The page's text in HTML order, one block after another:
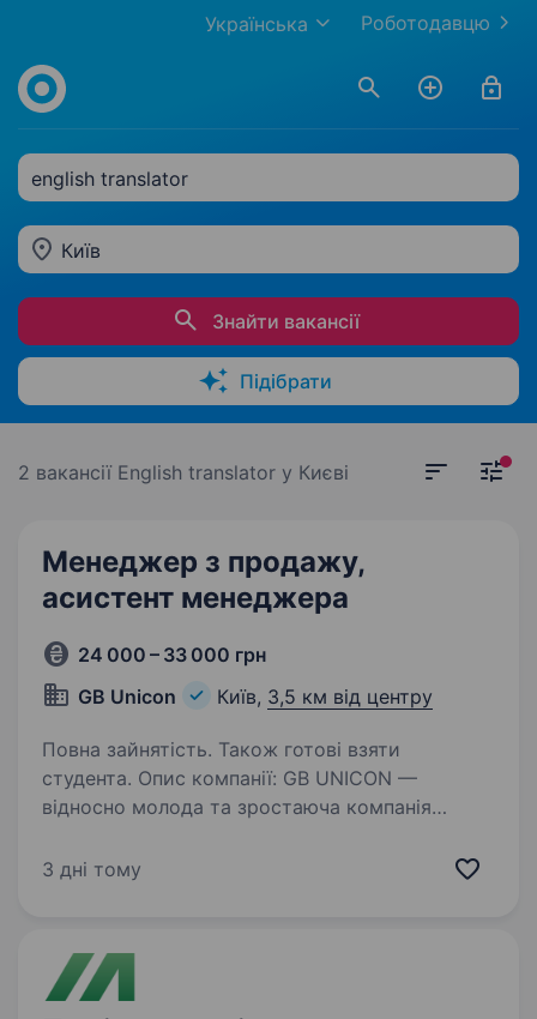
Роботодавцю
Українська
english translator
Київ
Знайти вакансії
Підібрати
2 вакансії English translator у Києві
Менеджер з продажу,
асистент менеджера
24 000 – 33 000 грн
GB Unicon
Київ, 3,5 км від центру
Повна зайнятість. Також готові взяти
студента. Опис компанії: GB UNICON —
відносно молода та зростаюча компанія
діяльність — оптові поставки різноманітної
3 дні тому